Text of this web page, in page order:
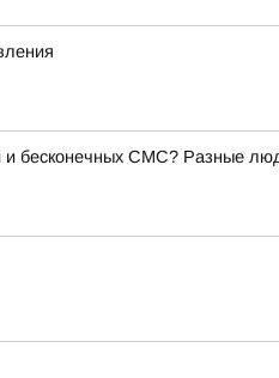
бесконечных СМС? Разные